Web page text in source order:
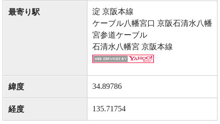
最寄り駅
淀 京阪本線
ケーブル八幡宮口 京阪石清水八幡
宮参道ケーブル
石清水八幡宮 京阪本線
緯度 34.89786
経度 135.71754